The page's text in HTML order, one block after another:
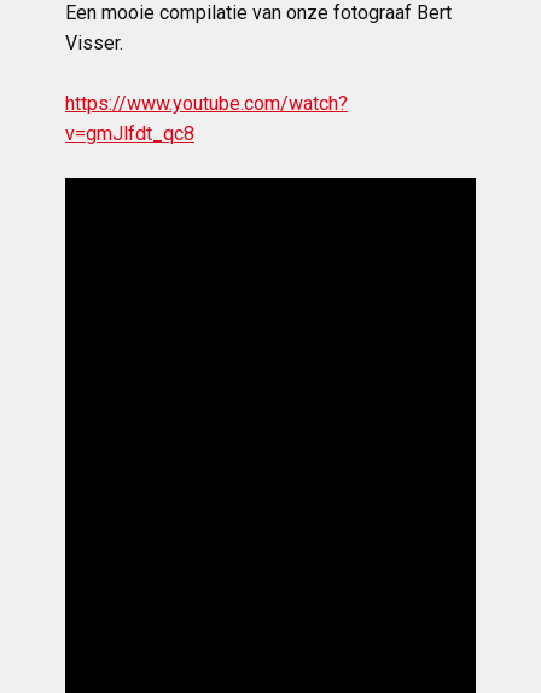
Een mooie compilatie van onze fotograaf Bert
Visser.
https://www.youtube.com/watch?
v=gmJlfdt_qc8